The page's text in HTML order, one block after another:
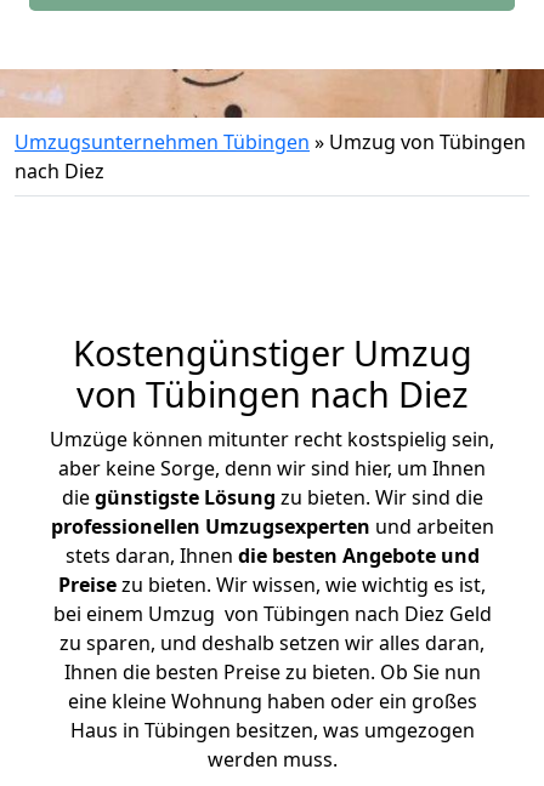
Umzugsunternehmen Tübingen » Umzug von Tübingen
nach Diez
Kostengünstiger Umzug
von Tübingen nach Diez
Umzüge können mitunter recht kostspielig sein,
aber keine Sorge, denn wir sind hier, um Ihnen
diegünstigste Lösung zu bieten. Wir sind die
professionellen Umzugsexperten und arbeiten
stets daran, Ihnen die besten Angebote und
Preisezu bieten. Wir wissen, wie wichtig es ist,
bei einem Umzug von Tübingen nach Diez Geld
zu sparen, und deshalb setzen wir alles daran,
Ihnen die besten Preise zu bieten. Ob Sie nun
eine kleine Wohnung haben oder ein großes
Haus in Tübingen besitzen, was umgezogen
werden muss.